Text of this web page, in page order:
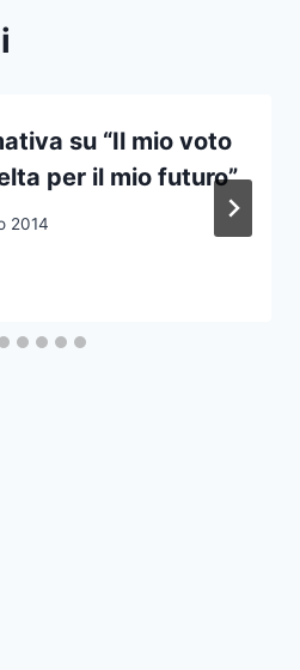
su “Il mio voto
per il mio futuro”
2014